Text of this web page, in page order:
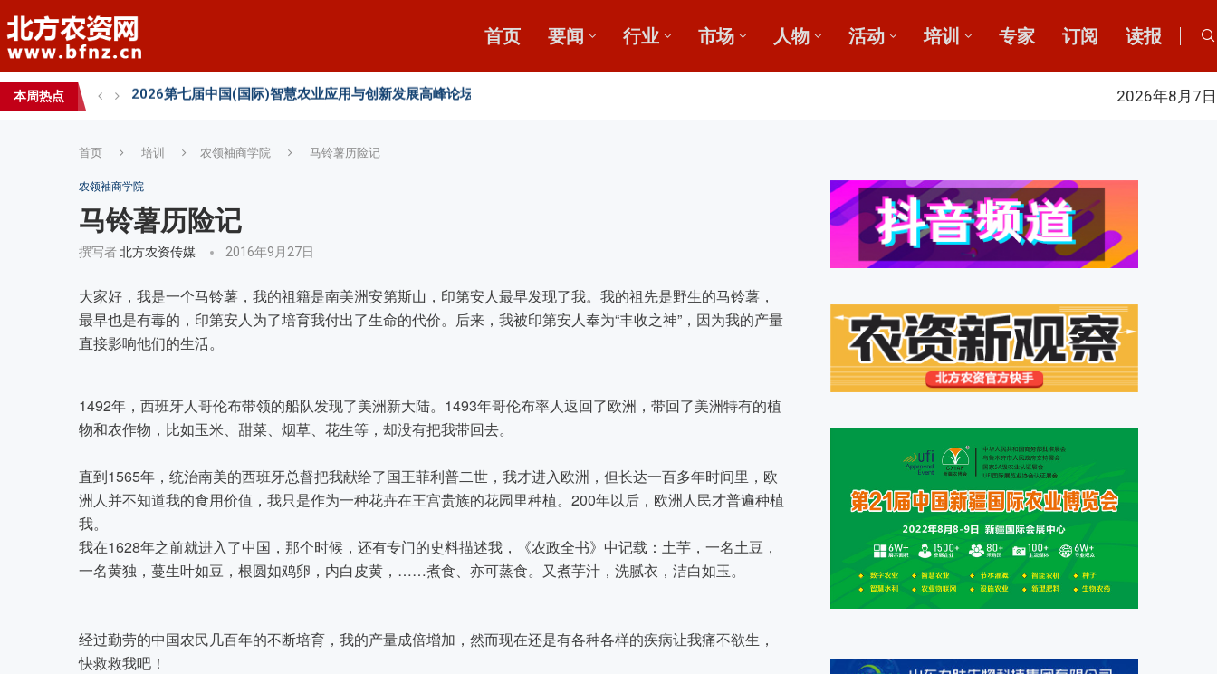
首页 要闻 行业 市场 人物 活动 培训 专家 订阅 读报
本周热点
2026 SFA功能性特肥创新发展大会成功举办
2026中国新疆种子交易会：种业科创新征程，盛会重磅启幕
2026年8月7日
首页 培训 农领袖商学院 马铃薯历险记
农领袖商学院
马铃薯历险记
撰写者北方农资传媒 2016年9月27日
大家好，我是一个马铃薯，我的祖籍是南美洲安第斯山，印第安人最早发现了我。我的祖先是野生的马铃薯，
最早也是有毒的，印第安人为了培育我付出了生命的代价。后来，我被印第安人奉为“丰收之神”，因为我的产量
直接影响他们的生活。
1492年，西班牙人哥伦布带领的船队发现了美洲新大陆。1493年哥伦布率人返回了欧洲，带回了美洲特有的植
物和农作物，比如玉米、甜菜、烟草、花生等，却没有把我带回去。
直到1565年， 统治南美的西班牙总督把我献给了国王菲利普二世，我才进入欧洲， 但长达一百多年时间里，欧
洲人并不知道我的食用价值，我只是作为一种花卉在王宫贵族的花园里种植。200年以后，欧洲人民才普遍种植
我。
我在1628年之前就进入了中国，那个时候，还有专门的史料描述我，《农政全书》中记载：土芋，一名土豆，
一名黄独，蔓生叶如豆，根圆如鸡卵，内白皮黄，……煮食、亦可蒸食。又煮芋汁，洗腻衣，洁白如玉。
经过勤劳的中国农民几百年的不断培育，我的产量成倍增加，然而现在还是有各种各样的疾病让我痛不欲生，
快救救我吧！